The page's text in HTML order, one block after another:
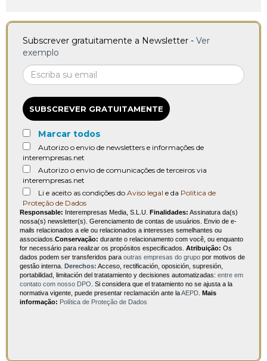
Subscrever gratuitamente a Newsletter - Ver
exemplo
SUBSCREVER GRATUITAMENTE
Marcar todos
Autorizo o envio de newsletters e informações de
interempresas.net
Autorizo o envio de comunicações de terceiros via
interempresas.net
Li e aceito as condições do Aviso legal e da Política de
Proteção de Dados
Responsable: Interempresas Media, S.L.U. Finalidades: Assinatura da(s)
nossa(s) newsletter(s). Gerenciamento de contas de usuários. Envio de e-
mails relacionados a ele ou relacionados a interesses semelhantes ou
associados. Conservação: durante o relacionamento com você, ou enquanto
for necessário para realizar os propósitos especificados. Atribuição: Os
dados podem ser transferidos para outras empresas do grupo por motivos de
gestão interna. Derechos: Acceso, rectificación, oposición, supresión,
portabilidad, limitación del tratatamiento y decisiones automatizadas: entre em
contato com nosso DPO . Si considera que el tratamiento no se ajusta a la
normativa vigente, puede presentar reclamación ante laAEPD Mais
informação: Política de Proteção de Dados